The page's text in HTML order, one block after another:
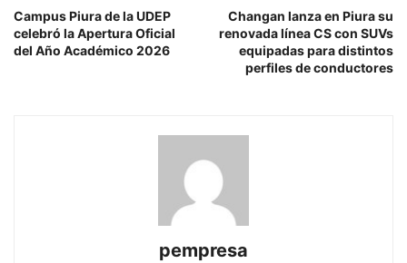
Campus Piura de la UDEP
celebró la Apertura Oficial
del Año Académico 2026
Changan lanza en Piura su
renovada línea CS con SUVs
equipadas para distintos
perfiles de conductores
pempresa